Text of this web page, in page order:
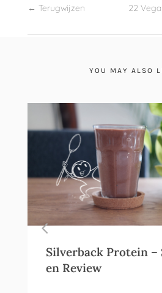
← Terugwijzen 22
YOU MAY ALSO
Silverback Protein –
en Review